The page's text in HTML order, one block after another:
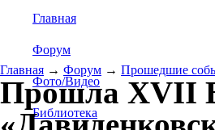
Главная
Форум
Фото/Видео
Библиотека
Главная → Форум → Прошедшие
Прошла XVII